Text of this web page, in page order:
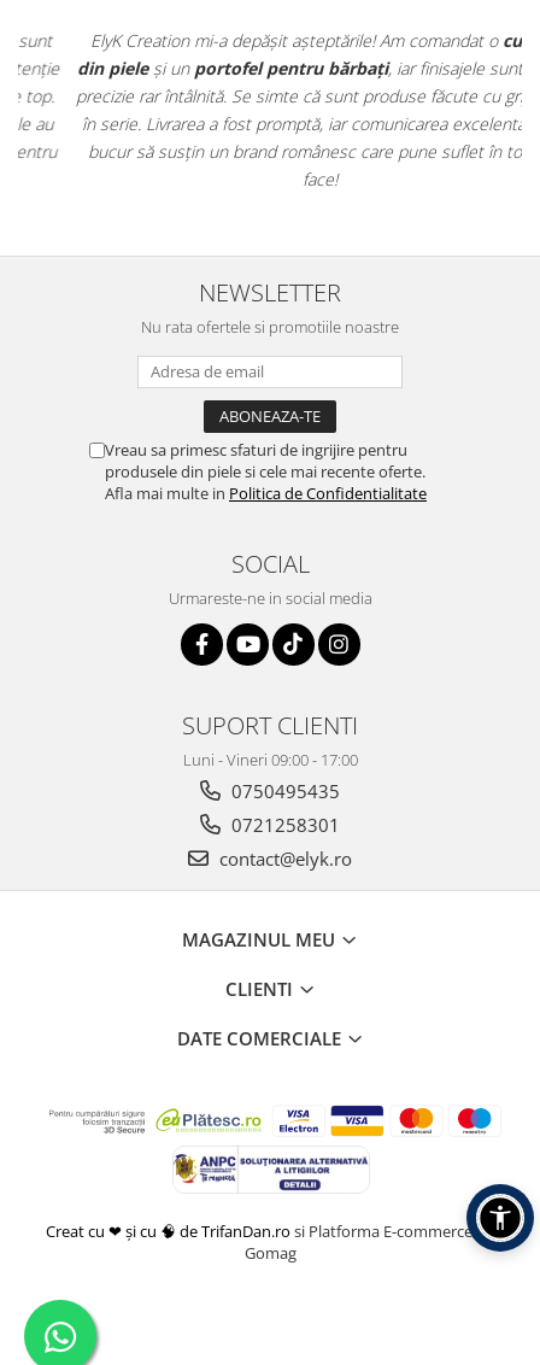
ElyK Creation mi-a depășit așteptările! Am comandat ocurea
din pieleși unportofel pentru bărbați, iar finisajele sunt de o
precizie rar întâlnită. Se simte că sunt produse făcute cu grijă, nu
în serie. Livrarea a fost promptă, iar comunicarea excelentă. Mă
bucur să susțin un brand românesc care pune suflet în tot ce
NEWSLETTER
Nu rata ofertele si promotiile noastre
Vreau sa primesc sfaturi de ingrijire pentru
produsele din piele si cele mai recente oferte.
Afla mai multe in Politica de Confidentialitate
SOCIAL
Urmareste-ne in social media
SUPORT CLIENTI
Luni - Vineri 09:00 - 17:00
0750495435
0721258301
contact@elyk.ro
MAGAZINUL MEU
CLIENTI
DATE COMERCIALE
Creat cu ❤ și cu 🧠 de TrifanDan.ro si Platforma E-commerce by
Gomag